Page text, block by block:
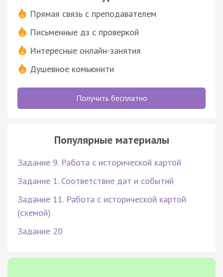
Прямая связь с преподавателем
Письменные дз с проверкой
Интересные онлайн-занятия
Душевное комьюнити
Получить бесплатно
Популярные материалы
Задание 9. Работа с исторической картой
Задание 1. Соответствие дат и событий
Задание 11. Работа с исторической картой
(схемой)
Задание 20